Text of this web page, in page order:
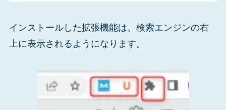
インストールした拡張機能は、検索エンジンの右
上に表示されるようになります。